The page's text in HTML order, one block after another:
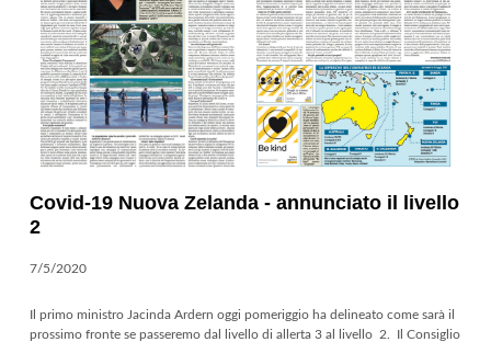
Covid-19 Nuova Zelanda - annunciato il livello
2
7/5/2020
Il primo ministro Jacinda Ardern oggi pomeriggio ha delineato come sarà il
prossimo fronte se passeremo dal livello di allerta 3 al livello 2.
Il Consiglio